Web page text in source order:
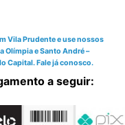
Vila Prudente e use nossos
Olímpia e Santo André –
Capital. Fale já conosco.
a seguir: